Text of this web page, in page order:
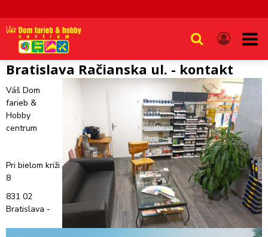
Bratislava Račianska ul. - kontakt
Váš Dom
farieb &
Hobby
centrum
Pri bielom križi
8
831 02
Bratislava -